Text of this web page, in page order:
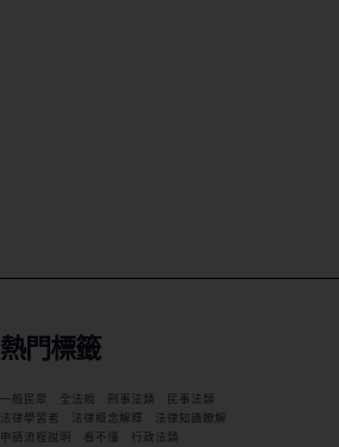
熱門標籤
一般民眾 全法規 刑事法類
民事法類
法律學習者
法律概念解釋
法律知識瞭解
申請流程說明
看不懂 行政法類